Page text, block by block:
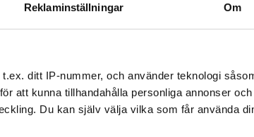
Reklaminställningar Om
ditt IP-nummer, och använder teknologi
att kunna tillhandahålla personliga annonser och
Du kan själv välja vilka som får använda
störningen
som
ska fastslå
Så sparar du